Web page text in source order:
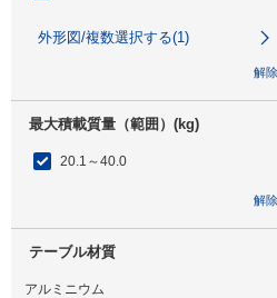
外形図/複数選択する(1)
解除
最大積載質量（範囲）(kg)
20.1～40.0
解除
テーブル材質
アルミニウム